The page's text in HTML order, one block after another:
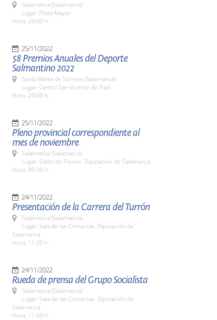
Salamanca (Salamanca)
Lugar: Plaza Mayor
Hora: 20:00 h.
25/11/2022
58 Premios Anuales del Deporte
Salmantino 2022
Santa Marta de Tormes (Salamanca)
Lugar: Centro San Vicente de Paúl
Hora: 20:00 h.
25/11/2022
Pleno provincial correspondiente al
mes de noviembre
Salamanca (Salamanca)
Lugar: Salón de Plenos. Diputación de Salamanca
Hora: 09:30 h.
24/11/2022
Presentación de la Carrera del Turrón
Salamanca (Salamanca)
Lugar: Sala de las Comarcas. Diputación de
Salamanca
Hora: 11:30 h.
24/11/2022
Rueda de prensa del Grupo Socialista
Salamanca (Salamanca)
Lugar: Sala de las Comarcas. Diputación de
Salamanca
Hora: 11:00 h.